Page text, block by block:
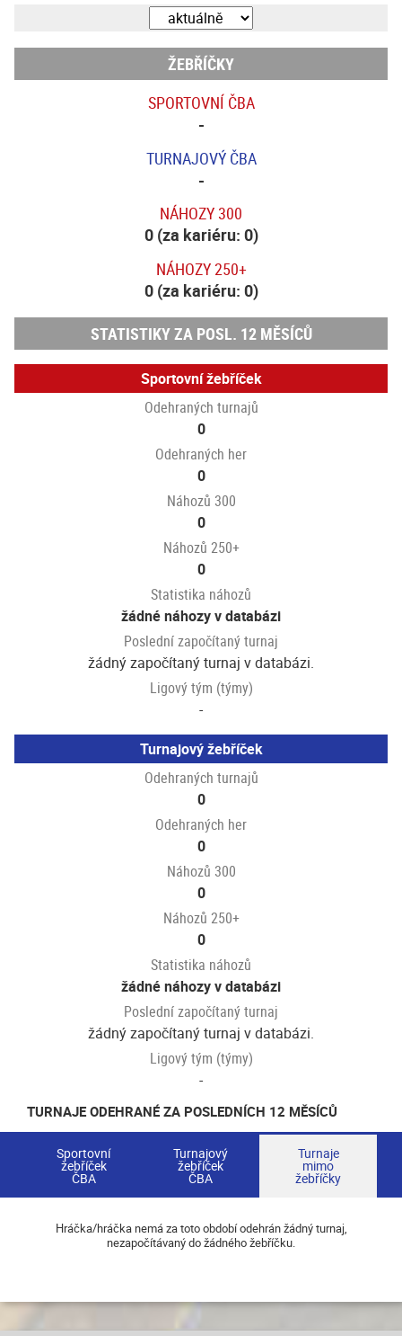
ŽEBŘÍČKY
SPORTOVNÍ ČBA
-
TURNAJOVÝ ČBA
-
NÁHOZY 300
0 (za kariéru: 0)
NÁHOZY 250+
0 (za kariéru: 0)
STATISTIKY ZA POSL. 12 MĚSÍCŮ
Sportovní žebříček
Odehraných turnajů
0
Odehraných her
0
Náhozů 300
0
Náhozů 250+
0
Statistika náhozů
žádné náhozy v databázi
Poslední započítaný turnaj
žádný započítaný turnaj v databázi.
Ligový tým (týmy)
-
Turnajový žebříček
Odehraných turnajů
0
Odehraných her
0
Náhozů 300
0
Náhozů 250+
0
Statistika náhozů
žádné náhozy v databázi
Poslední započítaný turnaj
žádný započítaný turnaj v databázi.
Ligový tým (týmy)
-
TURNAJE ODEHRANÉ ZA POSLEDNÍCH 12 MĚSÍCŮ
Sportovní
žebříček
ČBA
Turnajový
žebříček
ČBA
Turnaje
mimo
žebříčky
Hráčka/hráčka nemá za toto období odehrán žádný turnaj,
nezapočítávaný do žádného žebříčku.